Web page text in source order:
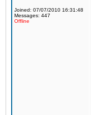
Joined: 07/07/2010 16:31:48
Messages: 447
Offline